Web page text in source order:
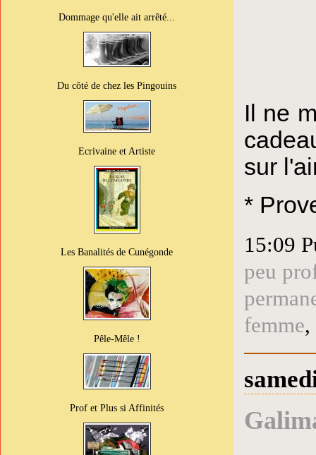
Dommage qu'elle ait arrêté...
Du côté de chez les Pingouins
Ecrivaine et Artiste
Les Banalités de Cunégonde
Pêle-Mêle !
Prof et Plus si Affinités
Il ne
sur
*
15:09
peu
femme,